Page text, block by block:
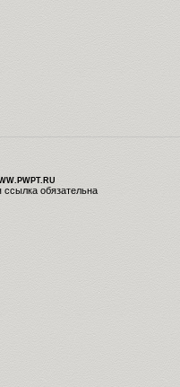
ссылка обязательна